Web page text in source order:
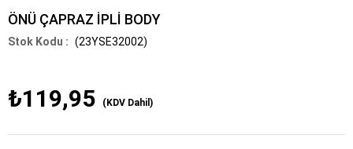
ÖNÜ ÇAPRAZ İPLİ BODY
(23YSE32002)
₺119,95 (KDV Dahil)